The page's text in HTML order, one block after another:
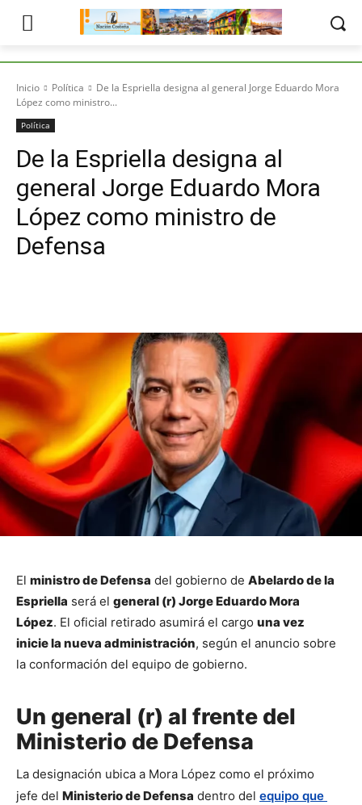
Inicio Política
De la Espriella designa al general Jorge Eduardo Mora
López como ministro...
Política
De la Espriella designa al
general Jorge Eduardo Mora
López como ministro de
Defensa
El ministro de Defensa del gobierno de Abelardo de la
Espriella será el general (r) Jorge Eduardo Mora
López. El oficial retirado asumirá el cargo una vez
inicie la nueva administración, según el anuncio sobre
la conformación del equipo de gobierno.
Un general (r) al frente del
Ministerio de Defensa
La designación ubica a Mora López como el próximo
jefe del Ministerio de Defensa dentro del equipo que